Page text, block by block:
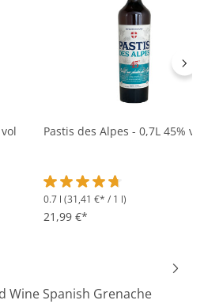
von 4.5 von 5 Sternen
Pastis des Alpes - 0,7L 45% vol
Durchschnittliche
0.7 l (31,41 €* / 1 l)
21,99 €*
Wine Spanish Grenache